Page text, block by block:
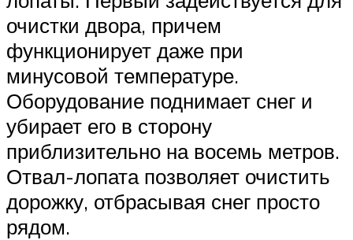
очистки двора, причем
функционирует даже при
минусовой температуре.
Оборудование поднимает снег и
убирает его в сторону
приблизительно на восемь метров.
Отвал-лопата позволяет очистить
дорожку, отбрасывая снег просто
рядом.